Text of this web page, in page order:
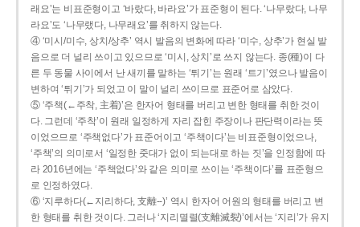
래요’는 비표준형이고 ‘바랐다, 바라요’가 표준형이 된다. ‘나무랐다, 나무
라요’도 ‘나무랬다, 나무래요’를 취하지 않는다.
④ ‘미시/미수, 상치/상추’ 역시 발음의 변화에 따라 ‘미수, 상추’가 현실 발
음으로 더 널리 쓰이고 있으므로 ‘미시, 상치’로 쓰지 않는다. 종(種)이 다
른 두 동물 사이에서 난 새끼를 말하는 ‘튀기’는 원래 ‘트기’였으나 발음이
변하여 ‘튀기’가 되었고 이 말이 널리 쓰이므로 표준어로 삼았다.
⑤ ‘주책(←주착, 主着)’은 한자어 형태를 버리고 변한 형태를 취한 것이
다. 그런데 ‘주착’이 원래 일정하게 자리 잡힌 주장이나 판단력이라는 뜻
이었으므로 ‘주책없다’가 표준어이고 ‘주책이다’는 비표준형이었으나,
‘주책’의 의미로서 ‘일정한 줏대가 없이 되는대로 하는 짓’을 인정함에 따
라 2016년에는 ‘주책없다’와 같은 의미로 쓰이는 ‘주책이다’를 표준형으
로 인정하였다.
⑥ ‘지루하다(←지리하다, 支離--)’ 역시 한자어 어원의 형태를 버리고 변
한 형태를 취한 것이다. 그러나 ‘지리멸렬(支離滅裂)’에서는 ‘지리’가 유지